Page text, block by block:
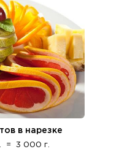
в нарезке
= 3 000 г.